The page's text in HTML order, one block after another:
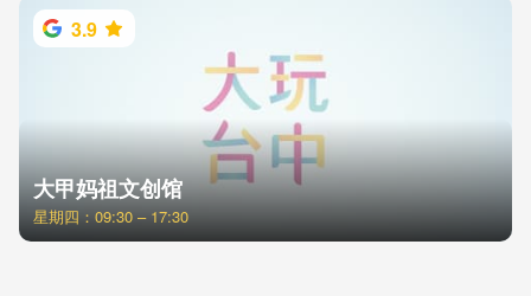
3.9
大甲妈祖文创馆
星期四：09:30 – 17:30